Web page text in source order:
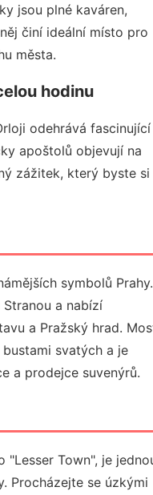
jsou plné kaváren,
činí ideální místo pro
města.
hodinu
odehrává fascinující
apoštolů objevují na
zážitek, který byste si
symbolů Prahy.
a nabízí
a Pražský hrad.
svatých a je
a prodejce suvenýrů.
"Lesser Town", je
Procházejte se úzkými